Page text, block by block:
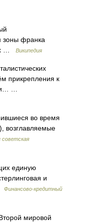
зоны франка
…
Википедия
прикрепления к
…
во время
возглавляемые
советская
единую
и
Финансово-кредитный
мировой